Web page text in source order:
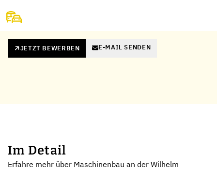
JETZT BEWERBEN E-MAIL SENDEN
Im Detail
Erfahre mehr über Maschinenbau an der Wilhelm